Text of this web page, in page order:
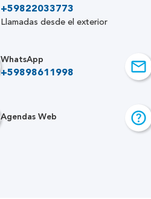
+59822033773
Llamadas desde el exterior
WhatsApp
+59898611998
Agendas Web